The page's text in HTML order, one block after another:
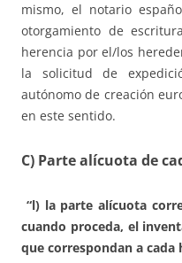
mismo, el notario
otorgamiento de
herencia por el/los
la solicitud de
autónomo de creación
en este sentido.
C) Parte alícuota de
“l) la parte alícuota
cuando proceda, el
que correspondan a